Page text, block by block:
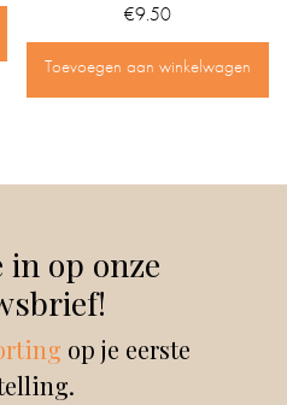
€9.50
Toevoegen aan winkelwagen
op onze
op je eerste